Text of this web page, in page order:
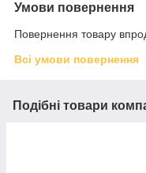
Умови повернення
Повернення товару
Всі умови повернення
Подібні товари